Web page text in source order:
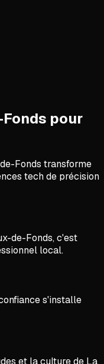
pour
Fonds transforme
tech de précision
de-Fonds, c'est
local.
s'installe
et la culture de La